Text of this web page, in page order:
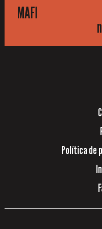
MAFI
Política de